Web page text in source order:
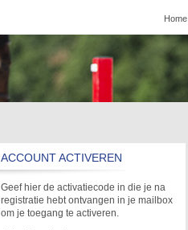
Home
ACCOUNT ACTIVEREN
Geef hier de activatiecode in die je na
registratie hebt ontvangen in je mailbox
om je toegang te activeren.